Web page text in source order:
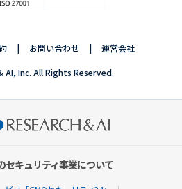
お問い合わせ 運営会社
Inc. All Rights Reserved.
セキュリティ事業について